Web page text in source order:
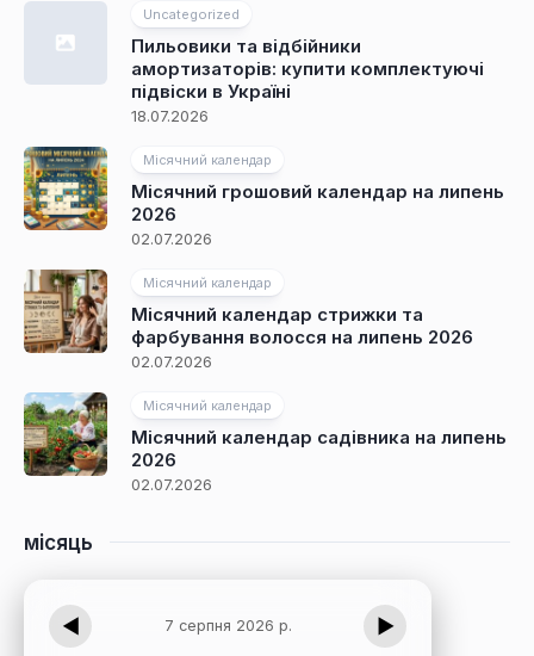
Uncategorized
Пильовики та відбійники
амортизаторів: купити комплектуючі
підвіски в Україні
18.07.2026
Місячний календар
Місячний грошовий календар на липень
2026
02.07.2026
Місячний календар
Місячний календар стрижки та
фарбування волосся на липень 2026
02.07.2026
Місячний календар
Місячний календар садівника на липень
2026
02.07.2026
місяць
◀ 7 серпня 2026 р. ▶